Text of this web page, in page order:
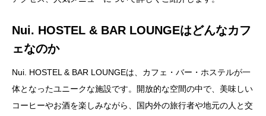
Nui. HOSTEL & BAR LOUNGEはどんなカフ
ェなのか
Nui. HOSTEL & BAR LOUNGEは、カフェ・バー・ホステルが一
体となったユニークな施設です。開放的な空間の中で、美味しい
コーヒーやお酒を楽しみながら、国内外の旅行者や地元の人と交